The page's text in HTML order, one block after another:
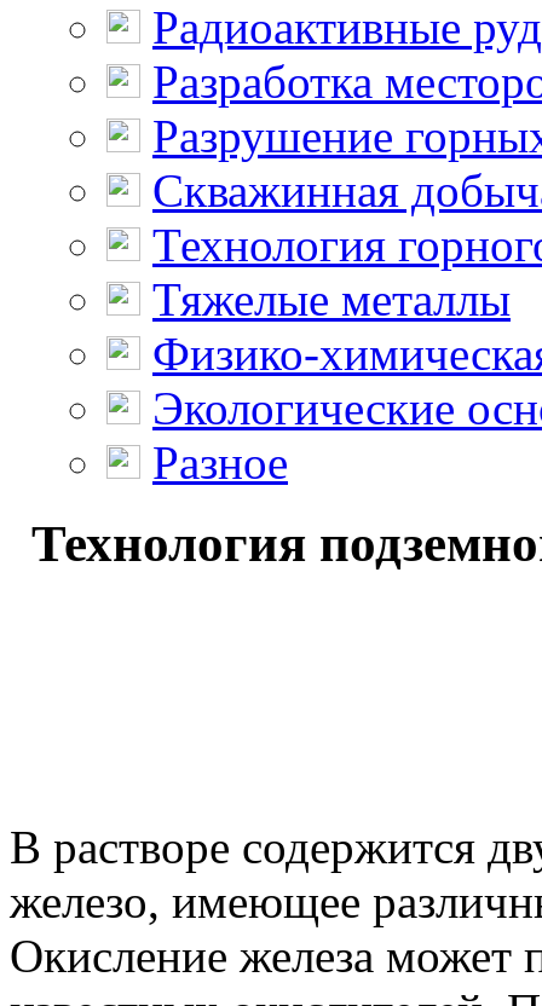
Радиоактивные
Разработка
Разрушение
Скважинная
Технология
Тяжелые металлы
Физико-
Экологические
Разное
Технология
В растворе содержится
железо, имеющее
Окисление железа может